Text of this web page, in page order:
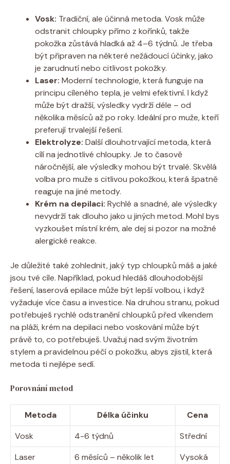
Vosk: Tradiční, ale účinná metoda. Vosk může
odstranit chloupky přímo z kořínků, takže
pokožka zůstává hladká až 4–6 týdnů. Je třeba
být připraven na některé nežádoucí účinky, jako
je zarudnutí nebo citlivost pokožky.
Laser: Moderní technologie, která funguje na
principu cíleného tepla, je velmi efektivní. I když
může být dražší, výsledky vydrží déle – od
několika měsíců až po roky. Ideální pro muže, kteří
preferují trvalejší řešení.
Elektrolyze: Další dlouhotrvající metoda, která
cílí na jednotlivé chloupky. Je to časově
náročnější, ale výsledky mohou být trvalé. Skvělá
volba pro muže s citlivou pokožkou, která špatně
reaguje na jiné metody.
Krém na depilaci: Rychlé a snadné, ale výsledky
nevydrží tak dlouho jako u jiných metod. Mohl bys
vyzkoušet místní krém, ale dej si pozor na možné
alergické reakce.
Je důležité také zohlednit, jaký typ chloupků máš a jaké
jsou tvé cíle. Například, pokud hledáš dlouhodobější
řešení, laserová epilace může být lepší volbou, i když
vyžaduje více času a investice. Na druhou stranu, pokud
potřebuješ rychlé odstranění chloupků před víkendem
na pláži, krém na depilaci nebo voskování může být
právě to, co potřebuješ. Uvažuj nad svým životním
stylem a pravidelnou péčí o pokožku, abys zjistil, která
metoda ti nejlépe sedí.
Porovnání metod
Metoda Délka účinku
Cena
Vosk
4-6 týdnů
Střední
Laser
6 měsíců – několik let
Vysoká